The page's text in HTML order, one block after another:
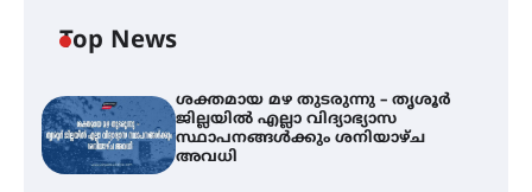
Top News
ശക്തമായ മഴ തുടരുന്നു – തൃശൂർ
ജില്ലയിൽ എല്ലാ വിദ്യാഭ്യാസ
സ്ഥാപനങ്ങൾക്കും ശനിയാഴ്ച
അവധി